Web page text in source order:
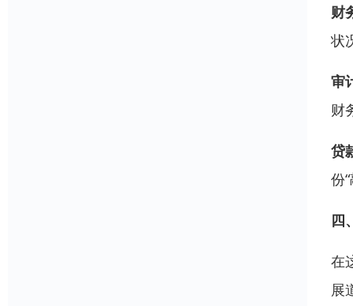
财
状
审
财
贷
份
四
在
展